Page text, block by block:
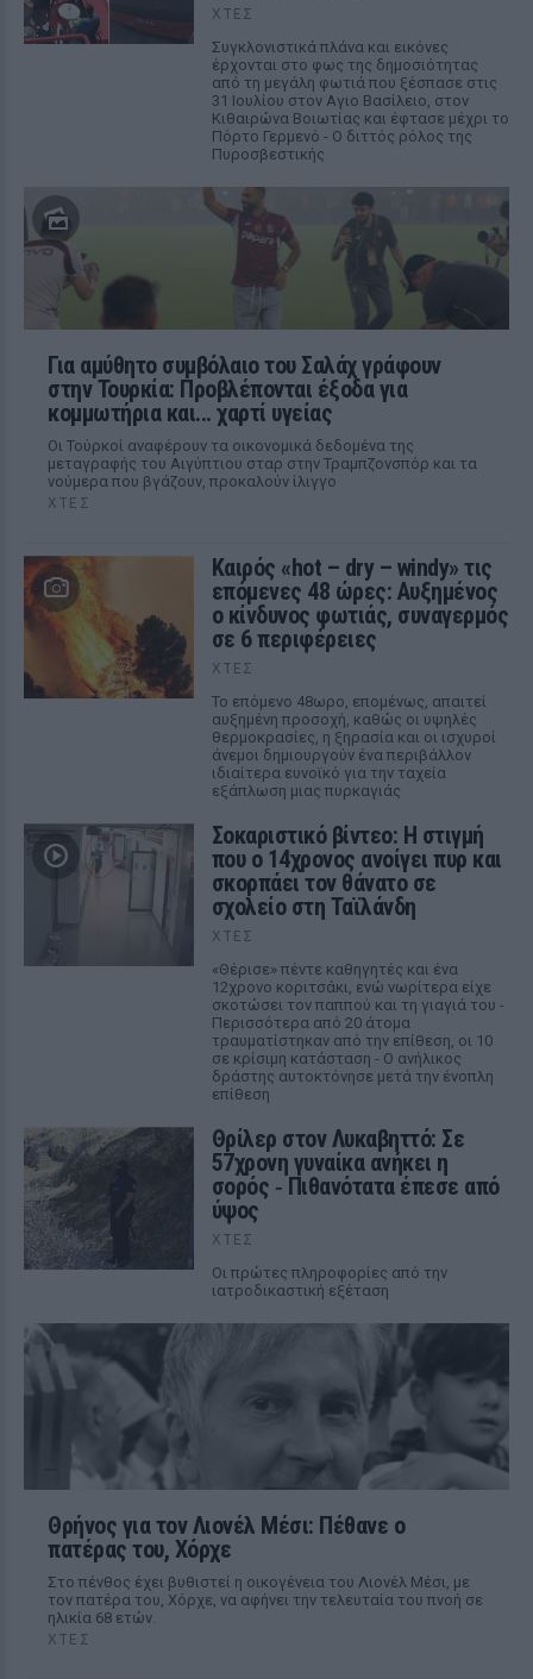
ΧΤΕΣ
Συγκλονιστικά πλάνα και εικόνες
έρχονται στο φως της δημοσιότητας
από τη μεγάλη φωτιά που ξέσπασε στις
31 Ιουλίου στον Αγιο Βασίλειο, στον
Κιθαιρώνα Βοιωτίας και έφτασε μέχρι το
Πόρτο Γερμενό - Ο διττός ρόλος της
Πυροσβεστικής
Για αμύθητο συμβόλαιο του Σαλάχ γράφουν
στην Τουρκία: Προβλέπονται έξοδα για
κομμωτήρια και... χαρτί υγείας
Οι Τούρκοί αναφέρουν τα οικονομικά δεδομένα της
μεταγραφής του Αιγύπτιου σταρ στην Τραμπζονσπόρ και τα
νούμερα που βγάζουν, προκαλούν ίλιγγο
ΧΤΕΣ
Καιρός «hot – dry – windy» τις
επόμενες 48 ώρες: Αυξημένος
ο κίνδυνος φωτιάς, συναγερμός
σε 6 περιφέρειες
ΧΤΕΣ
Το επόμενο 48ωρο, επομένως, απαιτεί
αυξημένη προσοχή, καθώς οι υψηλές
θερμοκρασίες, η ξηρασία και οι ισχυροί
άνεμοι δημιουργούν ένα περιβάλλον
ιδιαίτερα ευνοϊκό για την ταχεία
εξάπλωση μιας πυρκαγιάς
Σοκαριστικό βίντεο: Η στιγμή
που ο 14χρονος ανοίγει πυρ και
σκορπάει τον θάνατο σε
σχολείο στη Ταϊλάνδη
ΧΤΕΣ
«Θέρισε» πέντε καθηγητές και ένα
12χρονο κοριτσάκι, ενώ νωρίτερα είχε
σκοτώσει τον παππού και τη γιαγιά του -
Περισσότερα από 20 άτομα
τραυματίστηκαν από την επίθεση, οι 10
σε κρίσιμη κατάσταση - Ο ανήλικος
δράστης αυτοκτόνησε μετά την ένοπλη
επίθεση
Θρίλερ στον Λυκαβηττό: Σε
57χρονη γυναίκα ανήκει η
σορός ‑ Πιθανότατα έπεσε από
ύψος
ΧΤΕΣ
Οι πρώτες πληροφορίες από την
ιατροδικαστική εξέταση
Θρήνος για τον Λιονέλ Μέσι: Πέθανε ο
πατέρας του, Χόρχε
Στο πένθος έχει βυθιστεί η οικογένεια του Λιονέλ Μέσι, με
τον πατέρα του, Χόρχε, να αφήνει την τελευταία του πνοή σε
ηλικία 68 ετών.
ΧΤΕΣ